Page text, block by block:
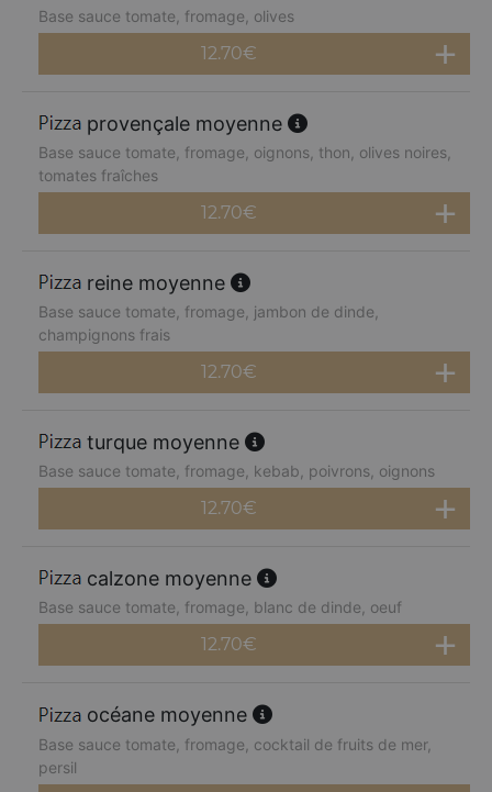
Base sauce tomate, fromage, olives
12.70€
provençale moyenne
Base sauce tomate, fromage, oignons, thon, olives noires,
tomates fraîches
12.70€
reine moyenne
Base sauce tomate, fromage, jambon de dinde,
champignons frais
12.70€
turque moyenne
Base sauce tomate, fromage, kebab, poivrons, oignons
12.70€
calzone moyenne
Base sauce tomate, fromage, blanc de dinde, oeuf
12.70€
océane moyenne
Base sauce tomate, fromage, cocktail de fruits de mer,
persil